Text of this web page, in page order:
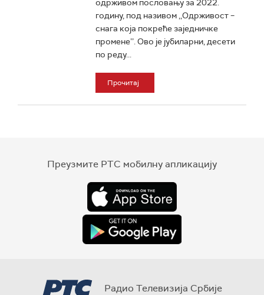
одрживом пословању за 2022.
годину, под називом ,,Одрживост –
снага која покреће заједничке
промене’’. Ово је јубиларни, десети
по реду...
Прочитај
Преузмите РТС мобилну апликацију
Радио Телевизија Србије